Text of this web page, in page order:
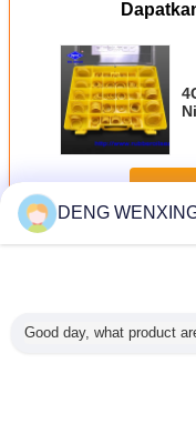
LebihO Ring Kit
DENG
Good day, what product